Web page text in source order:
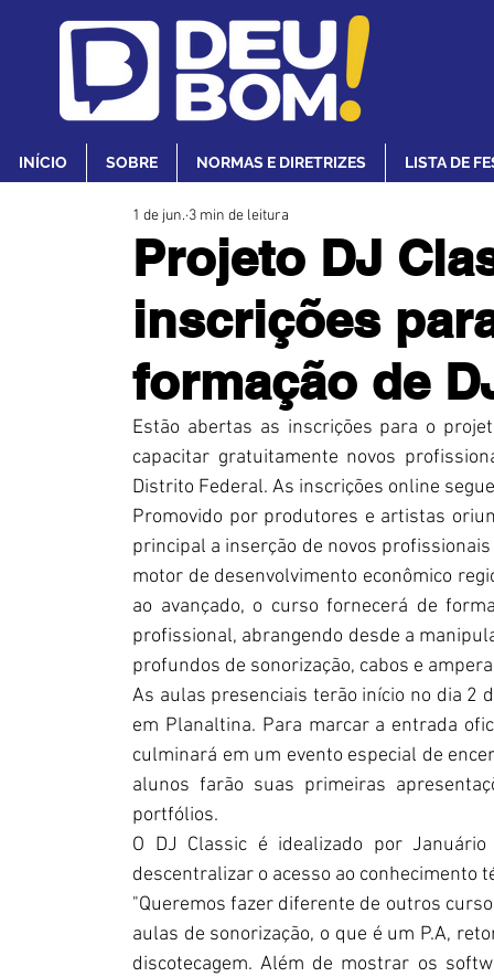
INÍCIO SOBRE NORMAS E DIRETRIZES LISTA DE
Projeto DJ
inscrições
formação de
1 de jun. 3 min de leitura
Estão abertas as inscrições para o
capacitar gratuitamente novos
Distrito Federal. As inscrições online
Promovido por produtores e artistas
principal a inserção de novos
motor de desenvolvimento econômico
ao avançado, o curso fornecerá de
profissional, abrangendo desde a
profundos de sonorização, cabos e
As aulas presenciais terão início no dia 2
em Planaltina. Para marcar a entrada
culminará em um evento especial de
alunos farão suas primeiras
portfólios.
O DJ Classic é idealizado por
descentralizar o acesso ao conhecimento
"Queremos fazer diferente de outros
aulas de sonorização, o que é um P.A,
discotecagem. Além de mostrar os